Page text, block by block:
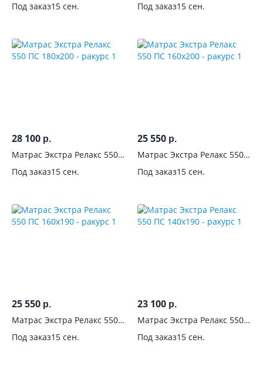
Под заказ15 сен. Под заказ15 сен.
28 100 р.
Матрас Экстра Релакс 550
Под заказ15 сен.
25 550 р.
Матрас Экстра Релакс 550
Под заказ15 сен.
25 550 р.
Матрас Экстра Релакс 550
Под заказ15 сен.
23 100 р.
Матрас Экстра Релакс 550
Под заказ15 сен.